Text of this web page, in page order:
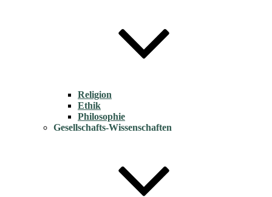
Religion
Ethik
Philosophie
Gesellschafts-Wissenschaften